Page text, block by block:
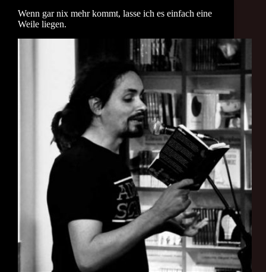
Wenn gar nix mehr kommt, lasse ich es einfach eine
Weile liegen.